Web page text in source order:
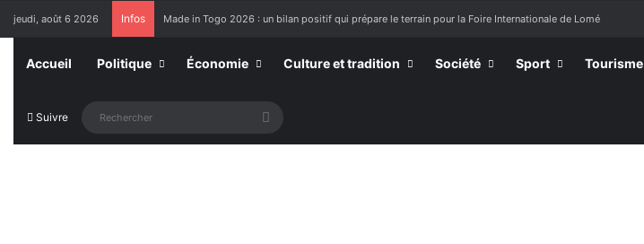
jeudi, août 6 2026 Infos Made in Togo 2026 : un bilan positif qui prépare le terrain pour la Foire Internationale de Lomé
Accueil Politique Économie Culture et tradition Société Sport Tourisme
Suivre Rechercher